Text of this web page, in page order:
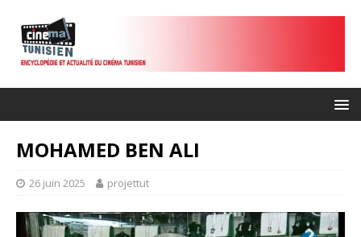
MOHAMED BEN ALI
26 juin 2025 projettut